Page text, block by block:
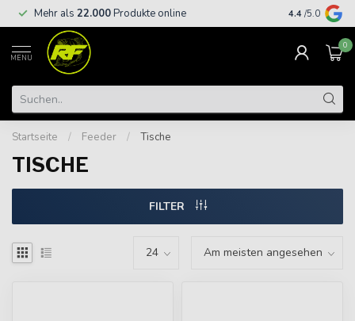
Mehr als 22.000Produkte online Kostenloser
€
4.4 /5.0
MENU
0
Startseite / Feeder / Tische
TISCHE
FILTER